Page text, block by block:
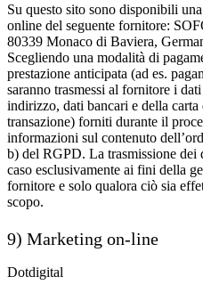
Su questo sito sono disponibili
online del seguente fornitore:
80339 Monaco di Baviera,
Scegliendo una modalità di
prestazione anticipata (ad es.
saranno trasmessi al fornitore i
indirizzo, dati bancari e della
transazione) forniti durante il
informazioni sul contenuto
b) del RGPD. La trasmissione dei
caso esclusivamente ai fini della
fornitore e solo qualora ciò sia
scopo.
9) Marketing on-line
Dotdigital